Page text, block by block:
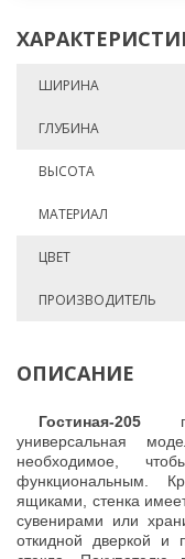
ШИРИНА
ГЛУБИНА
ВЫСОТА
МАТЕРИАЛ
ЦВЕТ
ПРОИЗВОДИТЕЛЬ
ОПИСАНИЕ
Гостиная-205
универсальная
необходимое,
функциональным.
ящиками, стенка
сувенирами или
откидной дверкой и